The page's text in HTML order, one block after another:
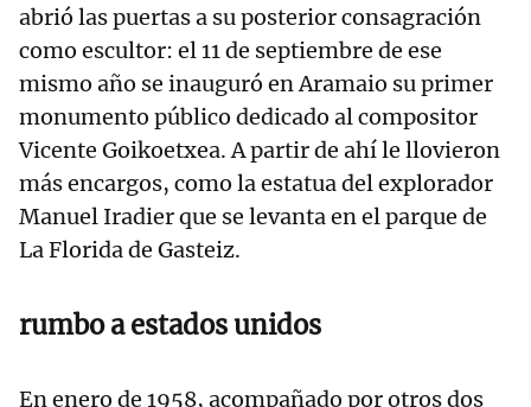
abrió las puertas a su posterior consagración
como escultor: el 11 de septiembre de ese
mismo año se inauguró en Aramaio su primer
monumento público dedicado al compositor
Vicente Goikoetxea. A partir de ahí le llovieron
más encargos, como la estatua del explorador
Manuel Iradier que se levanta en el parque de
La Florida de Gasteiz.
rumbo a estados unidos
En enero de 1958, acompañado por otros dos